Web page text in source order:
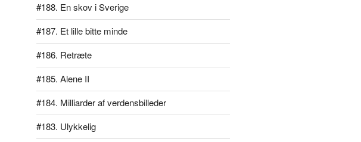
#188. En skov i Sverige
#187. Et lille bitte minde
#186. Retræte
#185. Alene II
#184. Milliarder af verdensbilleder
#183. Ulykkelig